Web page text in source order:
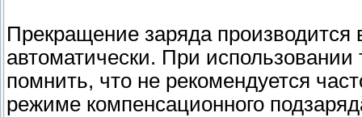
Прекращение заряда производится
автоматически. При использовании
помнить, что не рекомендуется
режиме компенсационного